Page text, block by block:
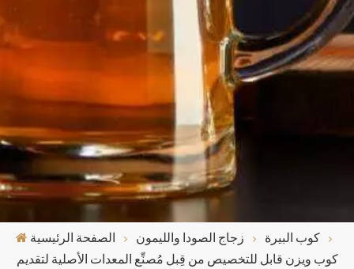
الصفحة الرئيسية زجاج الصودا والليمون
كوب البيرة
كوب ويزن قابل للتخصيص من قِبل مُصنِّع المعدات الأصلية لتقديم